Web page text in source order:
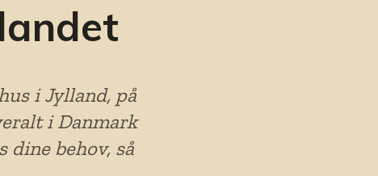
i Jylland, på
i Danmark
behov, så